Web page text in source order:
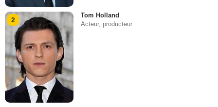
2
Tom Holland
Acteur, producteur